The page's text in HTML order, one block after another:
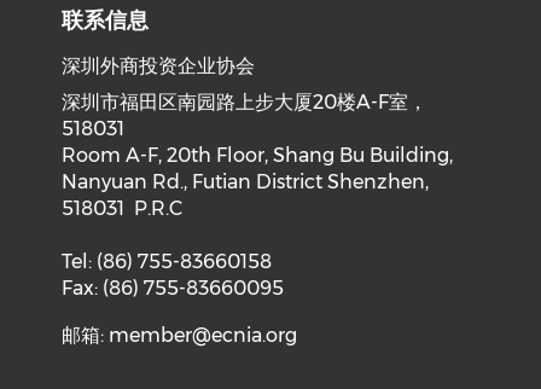
联系信息
深圳外商投资企业协会
深圳市福田区南园路上步大厦20楼A-F室，
518031
Room A-F, 20th Floor, Shang Bu Building,
Nanyuan Rd., Futian District Shenzhen,
518031 P.R.C
Tel: (86) 755-83660158
Fax: (86) 755-83660095
邮箱: member@ecnia.org